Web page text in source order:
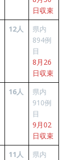
日収束
12人
県内
894例
目
8月26
日収束
16人
県内
910例
目
9月02
日収束
11人 県内